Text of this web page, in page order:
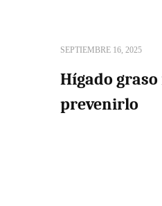
SEPTIEMBRE 16, 2025
Hígado
prevenirlo